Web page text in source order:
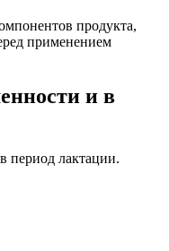
продукта,
применением
и в
период лактации.